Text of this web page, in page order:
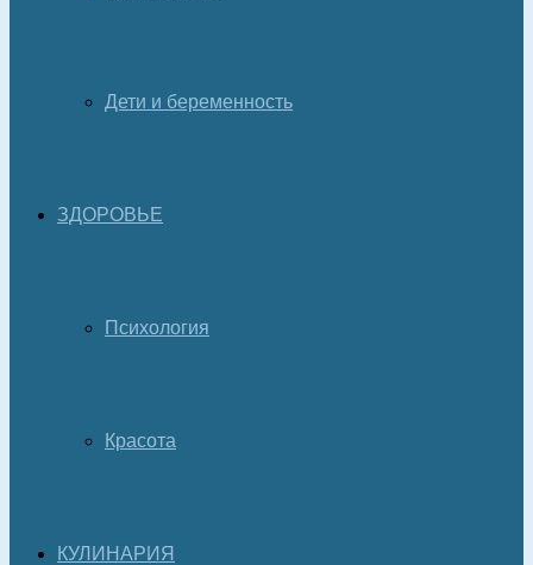
Дети и беременность
ЗДОРОВЬЕ
Психология
Красота
КУЛИНАРИЯ